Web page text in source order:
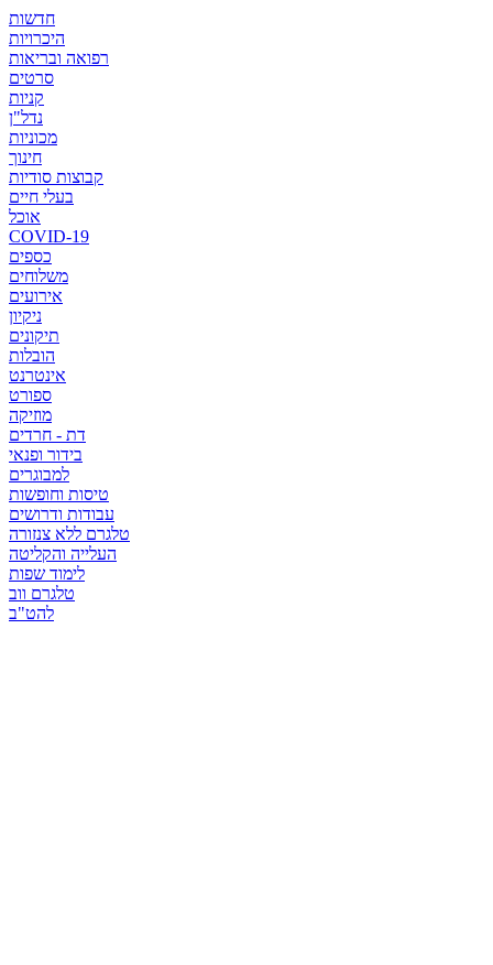
חדשות
היכרויות
רפואה ובריאות
סרטים
קניות
נדל"ן
מכוניות
חינוך
קבוצות סודיות
בעלי חיים
אוכל
COVID-19
כספים
משלוחים
אירועים
ניקיון
תיקונים
הובלות
אינטרנט
ספורט
מוזיקה
דת - חרדים
בידור ופנאי
למבוגרים
טיסות וחופשות
עבודות ודרושים
טלגרם ללא צנזורה
העלייה והקליטה
לימוד שפות
טלגרם ווב
להט"ב